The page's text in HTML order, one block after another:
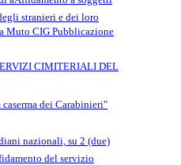
stranieri e dei loro
Muto CIG Pubblicazione
CIMITERIALI DEL
dei Carabinieri"
nazionali, su 2 (due)
del servizio